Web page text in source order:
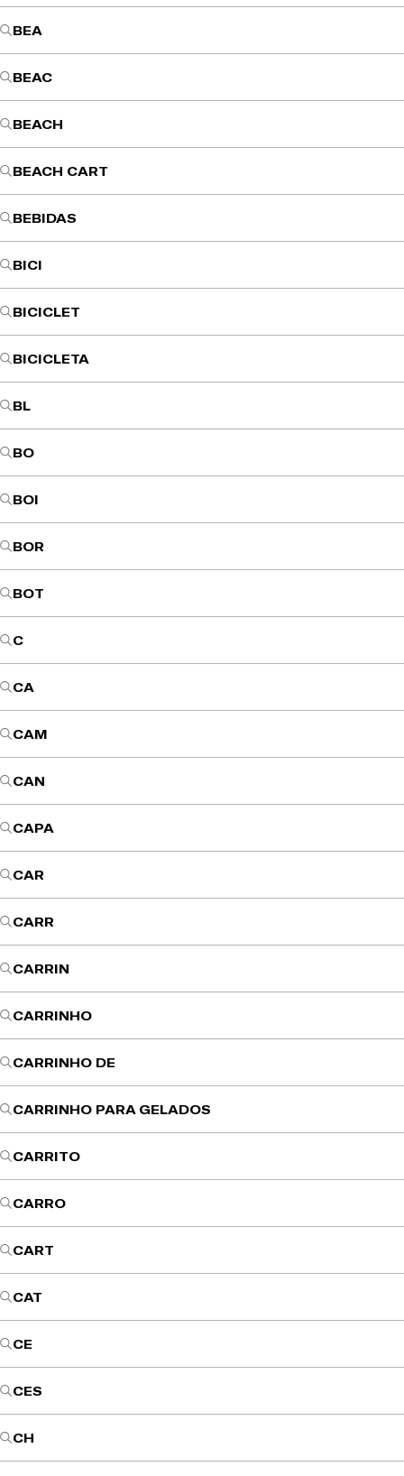
BEA
BEAC
BEACH
BEACH CART
BEBIDAS
BICI
BICICLET
BICICLETA
BL
BO
BOI
BOR
BOT
C
CA
CAM
CAN
CAPA
CAR
CARR
CARRIN
CARRINHO
CARRINHO DE
CARRINHO PARA GELADOS
CARRITO
CARRO
CART
CAT
CE
CES
CH